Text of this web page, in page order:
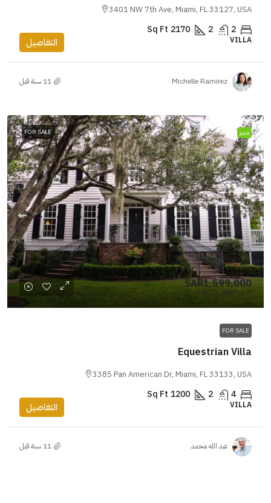
3401 NW 7th Ave, Miami, FL 33127, USA
2
2
2170
Sq Ft
VILLA التفاصيل
Michelle Ramirez
مميز FOR SALE
SAR1,599,000
SAR15,000/sq ft
FOR SALE
Equestrian Villa
3385 Pan American Dr, Miami, FL 33133, USA
4
2
1200
Sq Ft
VILLA التفاصيل
عبد الله محمد